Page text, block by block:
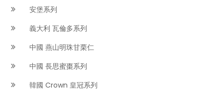
安堡系列
義大利 瓦倫多系列
中國 燕山明珠甘栗仁
中國 長思蜜棗系列
韓國 Crown 皇冠系列